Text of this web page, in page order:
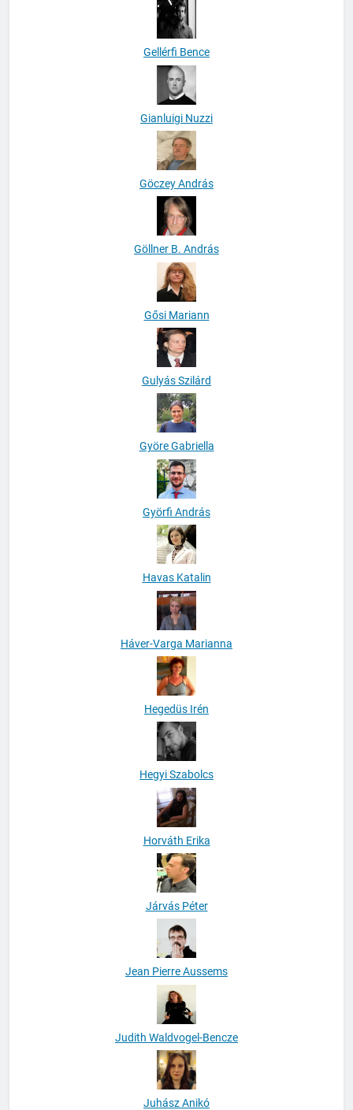
Gellérfi Bence
Gianluigi Nuzzi
Göczey András
Göllner B. András
Gősi Mariann
Gulyás Szilárd
Györe Gabriella
Györfi András
Havas Katalin
Háver-Varga Marianna
Hegedüs Irén
Hegyi Szabolcs
Horváth Erika
Járvás Péter
Jean Pierre Aussems
Judith Waldvogel-Bencze
Juhász Anikó